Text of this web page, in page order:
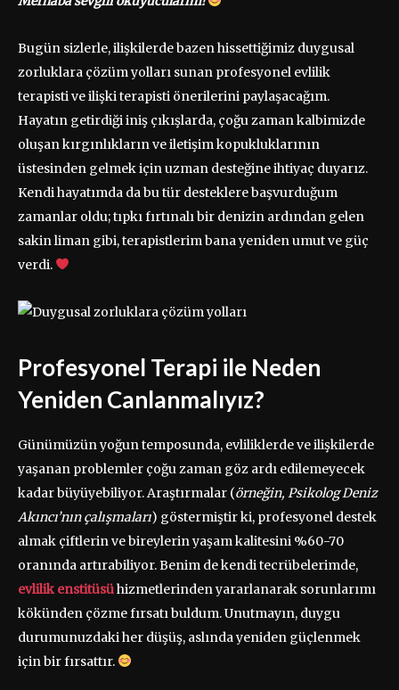
Bugün sizlerle, ilişkilerde bazen hissettiğimiz duygusal
zorluklara çözüm yolları sunan profesyonel evlilik
terapisti ve ilişki terapisti önerilerini paylaşacağım.
Hayatın getirdiği iniş çıkışlarda, çoğu zaman kalbimizde
oluşan kırgınlıkların ve iletişim kopukluklarının
üstesinden gelmek için uzman desteğine ihtiyaç duyarız.
Kendi hayatımda da bu tür desteklere başvurduğum
zamanlar oldu; tıpkı fırtınalı bir denizin ardından gelen
sakin liman gibi, terapistlerim bana yeniden umut ve güç
verdi.
Profesyonel Terapi ile Neden
Yeniden Canlanmalıyız?
Günümüzün yoğun temposunda, evliliklerde ve ilişkilerde
yaşanan problemler çoğu zaman göz ardı edilemeyecek
kadar büyüyebiliyor. Araştırmalar (örneğin, Psikolog Deniz
Akıncı’nın çalışmaları) göstermiştir ki, profesyonel destek
almak çiftlerin ve bireylerin yaşam kalitesini %60-70
oranında artırabiliyor. Benim de kendi tecrübelerimde,
evlilik enstitüsühizmetlerinden yararlanarak sorunlarımı
kökünden çözme fırsatı buldum. Unutmayın, duygu
durumunuzdaki her düşüş, aslında yeniden güçlenmek
için bir fırsattır.